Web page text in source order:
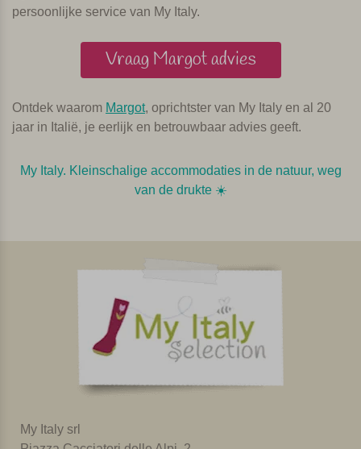
persoonlijke service van My Italy.
Vraag Margot advies
Ontdek waarom Margot, oprichtster van My Italy en al 20
jaar in Italië, je eerlijk en betrouwbaar advies geeft.
My Italy. Kleinschalige accommodaties in de natuur, weg
van de drukte ☀️️
My Italy srl